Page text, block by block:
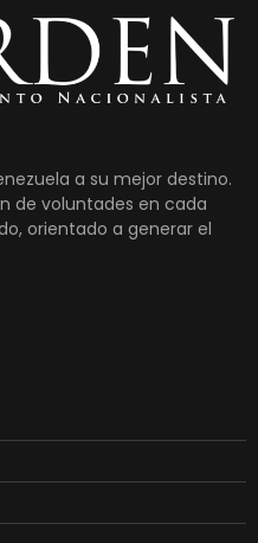
a su mejor destino.
de voluntades en cada
orientado a generar el